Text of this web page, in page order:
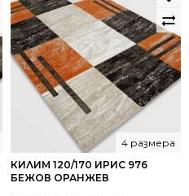
КИЛИМ 120/170 ИРИС 976
БЕЖОВ ОРАНЖЕВ
4 размера